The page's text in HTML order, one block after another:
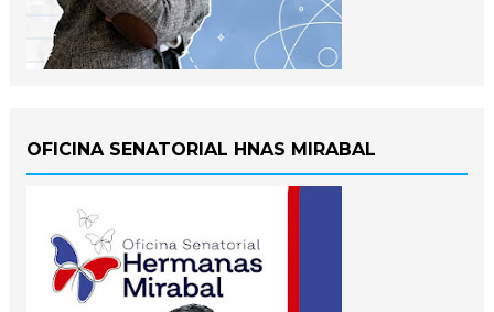
OFICINA SENATORIAL HNAS MIRABAL